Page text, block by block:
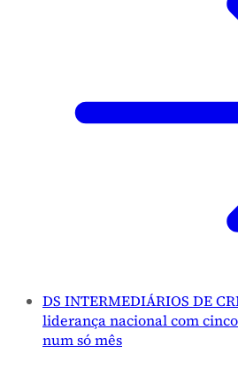
DS INTERMEDIÁRIOS DE
liderança nacional com
num só mês